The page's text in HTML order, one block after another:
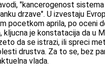
"kancerogenost
drzave". U izvestaju
pocetkom aprila, po oceni
kljucna je konstatacija da u
da se istrazi, ili spreci
drustva. Za to se, bez
vlada.